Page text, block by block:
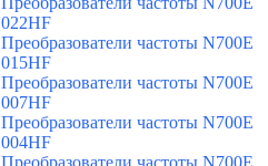
022HF
Преобразователи частоты N700E
015HF
Преобразователи частоты N700E
007HF
Преобразователи частоты N700E
004HF